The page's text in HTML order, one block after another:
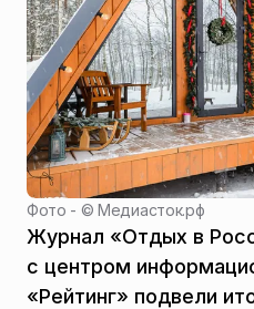
Фото - ©Медиасток.рф
Журнал «Отдых в
с центром
«Рейтинг» подвели